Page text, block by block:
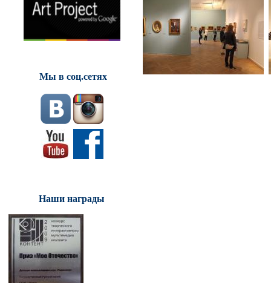
Мы в соц.сетях
Наши награды